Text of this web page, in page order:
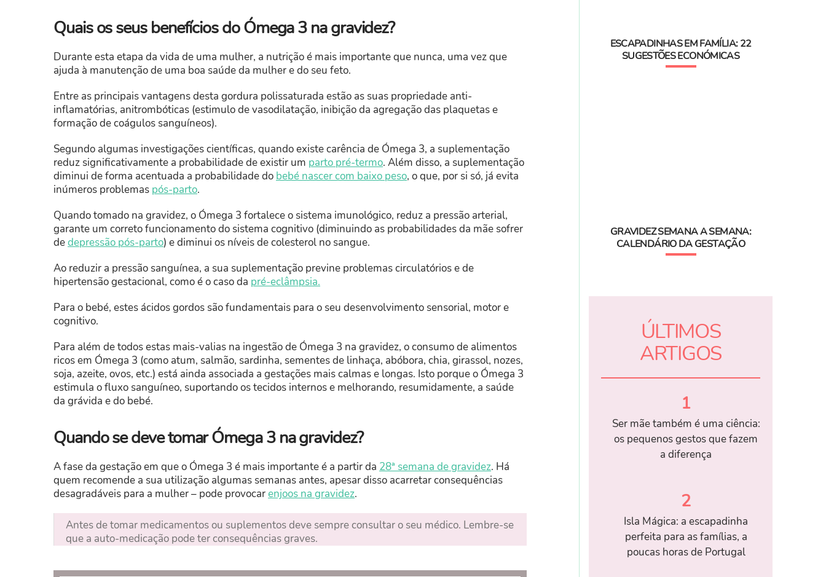
Quais os seus benefícios do Ómega 3 na gravidez?
Durante esta etapa da vida de uma mulher, a nutrição é mais importante que nunca, uma vez que
ajuda à manutenção de uma boa saúde da mulher e do seu feto.
Entre as principais vantagens desta gordura polissaturada estão as suas propriedade anti-
inflamatórias, anitrombóticas (estimulo de vasodilatação, inibição da agregação das plaquetas e
formação de coágulos sanguíneos).
Segundo algumas investigações científicas, quando existe carência de Ómega 3, a suplementação
reduz significativamente a probabilidade de existir um parto pré-termo. Além disso, a suplementação
diminui de forma acentuada a probabilidade do bebé nascer com baixo peso, o que, por si só, já evita
inúmeros problemas pós-parto.
Quando tomado na gravidez, o Ómega 3 fortalece o sistema imunológico, reduz a pressão arterial,
garante um correto funcionamento do sistema cognitivo (diminuindo as probabilidades da mãe sofrer
dedepressão pós-parto) e diminui os níveis de colesterol no sangue.
Ao reduzir a pressão sanguínea, a sua suplementação previne problemas circulatórios e de
hipertensão gestacional, como é o caso da pré-eclâmpsia.
Para o bebé, estes ácidos gordos são fundamentais para o seu desenvolvimento sensorial, motor e
cognitivo.
Para além de todos estas mais-valias na ingestão de Ómega 3 na gravidez, o consumo de alimentos
ricos em Ómega 3 (como atum, salmão, sardinha, sementes de linhaça, abóbora, chia, girassol, nozes,
soja, azeite, ovos, etc.) está ainda associada a gestações mais calmas e longas. Isto porque o Ómega 3
estimula o fluxo sanguíneo, suportando os tecidos internos e melhorando, resumidamente, a saúde
da grávida e do bebé.
Quando se deve tomar Ómega 3 na gravidez?
A fase da gestação em que o Ómega 3 é mais importante é a partir da 28ª semana de gravidez. Há
quem recomende a sua utilização algumas semanas antes, apesar disso acarretar consequências
desagradáveis para a mulher – pode provocarenjoos na gravidez.
Antes de tomar medicamentos ou suplementos deve sempre consultar o seu médico. Lembre-se
que a auto-medicação pode ter consequências graves.
ESCAPADINHAS EM FAMÍLIA: 22
SUGESTÕES ECONÓMICAS
GRAVIDEZ SEMANA A SEMANA:
CALENDÁRIO DA GESTAÇÃO
ÚLTIMOS
ARTIGOS
1
Ser mãe também é uma ciência:
os pequenos gestos que fazem
a diferença
2
Isla Mágica: a escapadinha
perfeita para as famílias, a
poucas horas de Portugal